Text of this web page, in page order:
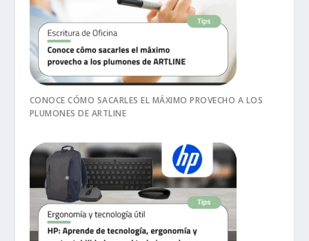
CONOCE CÓMO SACARLES EL MÁXIMO PROVECHO A LOS
PLUMONES DE ARTLINE